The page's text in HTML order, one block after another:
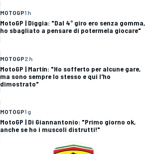
MOTOGP1 h
MotoGP | Diggia: "Dal 4° giro ero senza gomma,
ho sbagliato a pensare di potermela giocare"
MOTOGP2 h
MotoGP | Martín: "Ho sofferto per alcune gare,
ma sono sempre lo stesso e qui l'ho
dimostrato"
MOTOGP1 g
MotoGP | Di Giannantonio: "Primo giorno ok,
anche se ho i muscoli distrutti!"